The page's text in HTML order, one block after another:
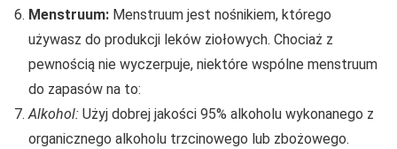
Menstruum: Menstruum jest nośnikiem, którego
używasz do produkcji leków ziołowych. Chociaż z
pewnością nie wyczerpuje, niektóre wspólne menstruum
do zapasów na to:
Alkohol: Użyj dobrej jakości 95% alkoholu wykonanego z
organicznego alkoholu trzcinowego lub zbożowego.